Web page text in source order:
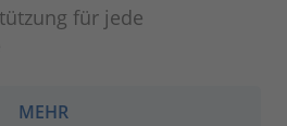
für jede
MEHR